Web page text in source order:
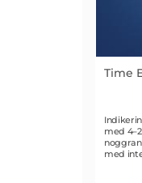
Time
Art. nr
med
med